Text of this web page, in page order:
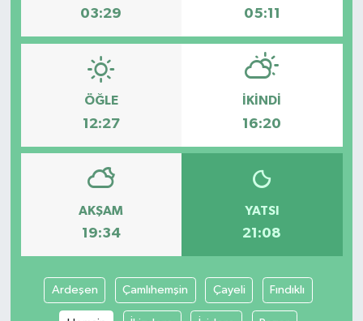
03:29 05:11
ÖĞLE
12:27
İKINDI
16:20
AKŞAM
19:34
YATSI
21:08
Ardeşen Çamlıhemşin Çayeli Fındıklı